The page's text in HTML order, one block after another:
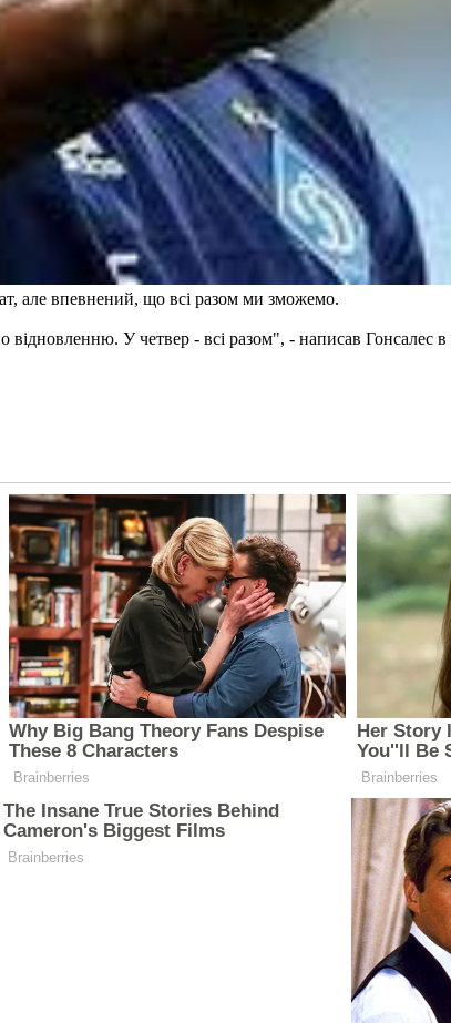
але впевнений, що всі разом ми зможемо.
У четвер - всі разом", - написав Гонсалес в